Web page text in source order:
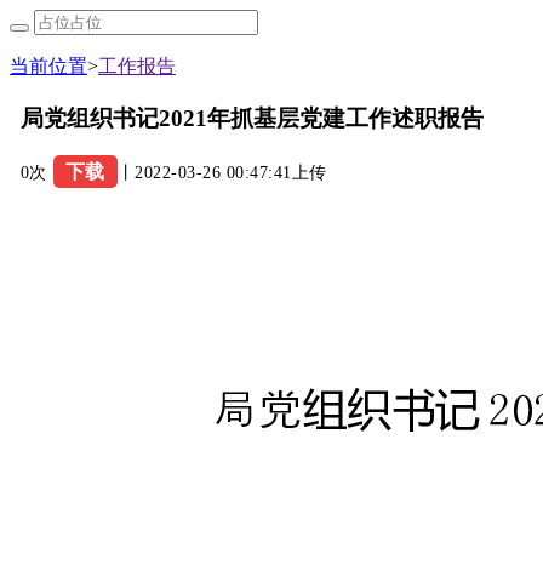
当前位置>工作报告
局党组织书记2021年抓基层党建工作述职报告
0次 下载 丨2022-03-26 00:47:41上传